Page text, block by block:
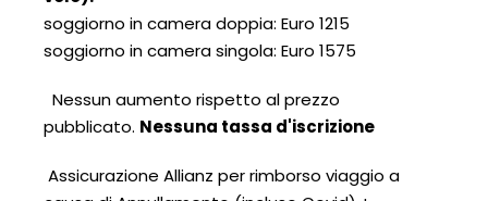
soggiorno in camera doppia: Euro 1215
soggiorno in camera singola: Euro 1575
Nessun aumento rispetto al prezzo
pubblicato. Nessuna tassa d'iscrizione
Assicurazione Allianz per rimborso viaggio a